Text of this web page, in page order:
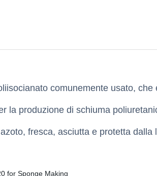
comunemente usato,
la produzione di schiuma
fresca, asciutta e protetta dalla